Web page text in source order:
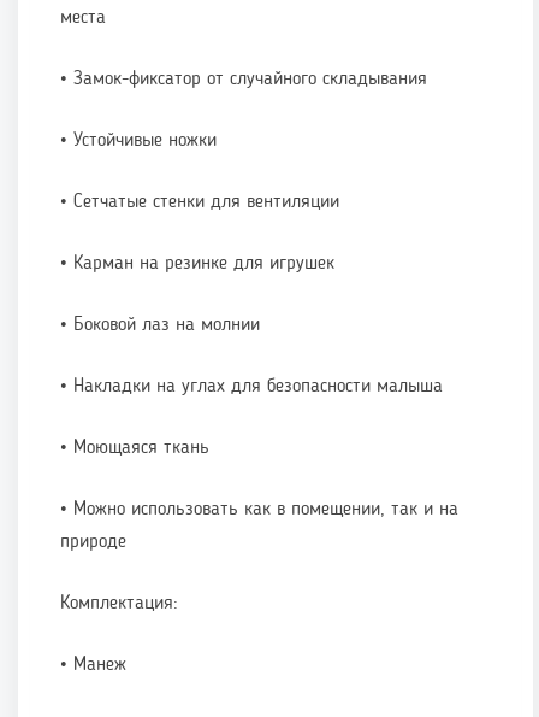
места
• Замок-фиксатор от случайного складывания
• Устойчивые ножки
• Сетчатые стенки для вентиляции
• Карман на резинке для игрушек
• Боковой лаз на молнии
• Накладки на углах для безопасности малыша
• Моющаяся ткань
• Можно использовать как в помещении, так и на
природе
Комплектация:
• Манеж